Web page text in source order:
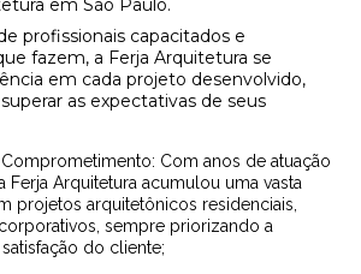
em São Paulo.
profissionais capacitados e
fazem, a Ferja Arquitetura se
em cada projeto desenvolvido,
as expectativas de seus
Ferja Arquitetura acumulou uma vasta
projetos arquitetônicos residenciais,
sempre priorizando a
do cliente;